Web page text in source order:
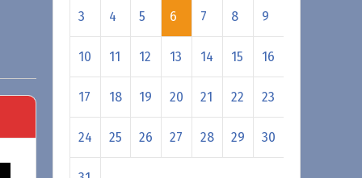
3 4 5 6 7 8 9
10 11 12 13 14 15 16
17 18 19 20 21 22 23
24 25 26 27 28 29 30